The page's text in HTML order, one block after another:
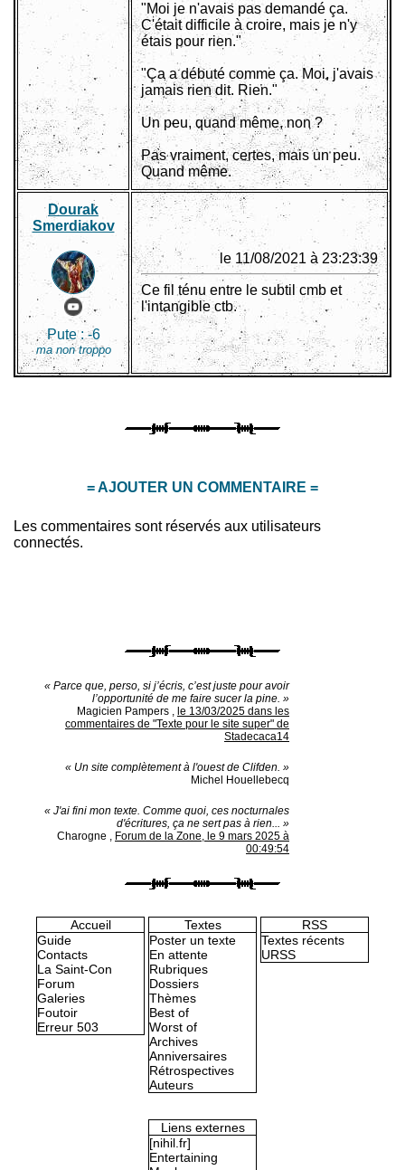
"Moi je n'avais pas demandé ça.
C'était difficile à croire, mais je n'y
étais pour rien."
"Ça a débuté comme ça. Moi, j'avais
jamais rien dit. Rien."
Un peu, quand même, non ?
Pas vraiment, certes, mais un peu.
Quand même.
Dourak
Smerdiakov
Pute :-6
ma non troppo
le 11/08/2021 à 23:23:39
Ce fil ténu entre le subtil cmb et
l'intangible ctb.
= AJOUTER UN COMMENTAIRE =
Les commentaires sont réservés aux utilisateurs
connectés.
« Parce que, perso, si j’écris, c’est juste pour avoir
l’opportunité de me faire sucer la pine. »
Magicien Pampers , le 13/03/2025 dans les
commentaires de "Texte pour le site super" de
Stadecaca14
« Un site complètement à l'ouest de Clifden. »
Michel Houellebecq
« J'ai fini mon texte. Comme quoi, ces nocturnales
d'écritures, ça ne sert pas à rien... »
Charogne , Forum de la Zone, le 9 mars 2025 à
00:49:54
Accueil
Guide
Contacts
La Saint-Con
Forum
Galeries
Foutoir
Erreur 503
Textes
Poster un texte
En attente
Rubriques
Dossiers
Thèmes
Best of
Worst of
Archives
Anniversaires
Rétrospectives
Auteurs
RSS
Textes récents
URSS
Liens externes
[nihil.fr]
Entertaining